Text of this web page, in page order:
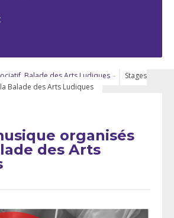
, Balade des Arts Ludiques
Stages
Balade des Arts Ludiques
organisés
des Arts